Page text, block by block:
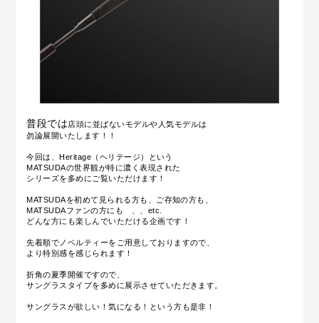
普段では店頭に並ばないモデルや人気モデルは
勿論展開いたします！！
今回は、Heritage（ヘリテージ）という
MATSUDAの世界観が特に濃く表現された
シリーズを多めにご覧いただけます！
MATSUDAを初めて見られる方も、ご存知の方も、
MATSUDAファンの方にも 、、etc.
どんな方にも楽しんでいただける企画です！
先着順でノベルティーをご用意しておりますので、
より特別感を感じられます！
折角の夏季開催ですので、
サングラスタイプを多めに展示させていただきます。
サングラスが欲しい！気になる！という方も是非！